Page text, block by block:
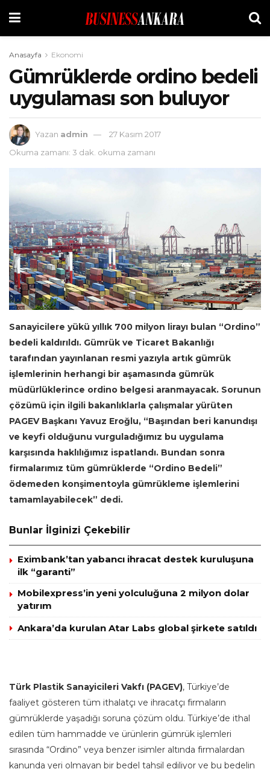
Anasayfa Ekonomi
Gümrüklerde ordino bedeli
uygulaması son buluyor
Yazan admin
27 Kasım 2017
Okuma zamanı: 3 dak. okuma zamanı
Sanayicilere yükü yıllık 700 milyon lirayı bulan “Ordino”
bedeli kaldırıldı. Gümrük ve Ticaret Bakanlığı
tarafından yayınlanan resmi yazıyla artık gümrük
işlemlerinin herhangi bir aşamasında gümrük
müdürlüklerince ordino belgesi aranmayacak. Sorunun
çözümü için ilgili bakanlıklarla çalışmalar yürüten
PAGEV Başkanı Yavuz Eroğlu, “Başından beri kanundışı
ve keyfi olduğunu vurguladığımız bu uygulama
karşısında haklılığımız ispatlandı. Bundan sonra
firmalarımız tüm gümrüklerde “Ordino Bedeli”
ödemeden konşimentoyla gümrükleme işlemlerini
tamamlayabilecek” dedi.
Bunlar İlginizi Çekebilir
Eximbank’tan yabancı ihracat destek kuruluşuna
ilk “garanti”
Mobilexpress’in yeni yolculuğuna 2 milyon dolar
yatırım
Ankara’da kurulan Atar Labs global şirkete satıldı
Türk Plastik Sanayicileri Vakfı (PAGEV), Türkiye’de
faaliyet gösteren tüm ithalatçı ve ihracatçı firmaların
gümrüklerde yaşadığı soruna çözüm oldu. Türkiye’de ithal
edilen tüm hammadde ve ürünlerin gümrük işlemleri
sırasında “Ordino” veya benzer isimler altında firmalardan
kanunda yeri olmayan bir bedel tahsil ediliyor ve bu bedelin